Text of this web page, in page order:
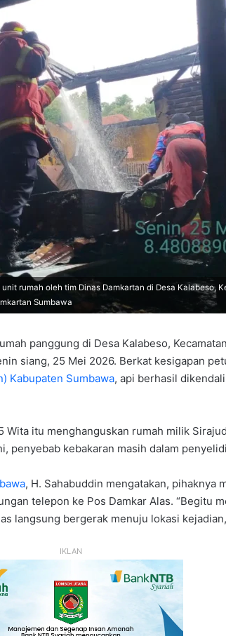
rumah oleh tim Dinas Damkartan di Desa Kalabeso,
Sumbawa
panggung di Desa Kalabeso,
siang, 25 Mei 2026. Berkat kesigapan
Kabupaten Sumbawa, api berhasil
Wita itu menghanguskan rumah milik
penyebab kebakaran masih dalam
, H. Sahabuddin mengatakan, pihaknya
telepon ke Pos Damkar Alas. “Begitu
langsung bergerak menuju lokasi
IKLAN